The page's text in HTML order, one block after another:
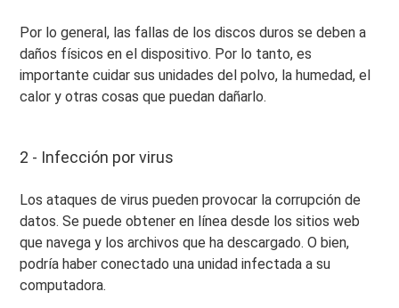
Por lo general, las fallas de los discos duros se deben a
daños físicos en el dispositivo. Por lo tanto, es
importante cuidar sus unidades del polvo, la humedad, el
calor y otras cosas que puedan dañarlo.
2 - Infección por virus
Los ataques de virus pueden provocar la corrupción de
datos. Se puede obtener en línea desde los sitios web
que navega y los archivos que ha descargado. O bien,
podría haber conectado una unidad infectada a su
computadora.